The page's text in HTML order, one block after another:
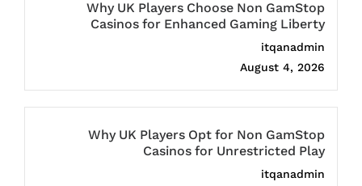
Why UK Players Choose Non GamStop
Casinos for Enhanced Gaming Liberty
itqanadmin
August 4, 2026
Why UK Players Opt for Non GamStop
Casinos for Unrestricted Play
itqanadmin